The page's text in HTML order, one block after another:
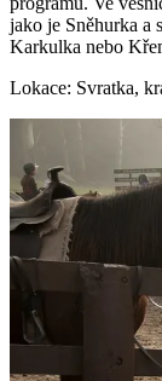
jako je Sněhurka a
Karkulka nebo
Lokace: Svratka,